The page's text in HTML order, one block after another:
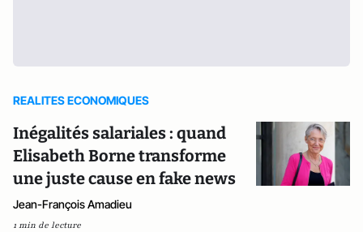
REALITES ECONOMIQUES
Inégalités salariales : quand
Elisabeth Borne transforme
une juste cause en fake news
Jean-François Amadieu
1 min de lecture